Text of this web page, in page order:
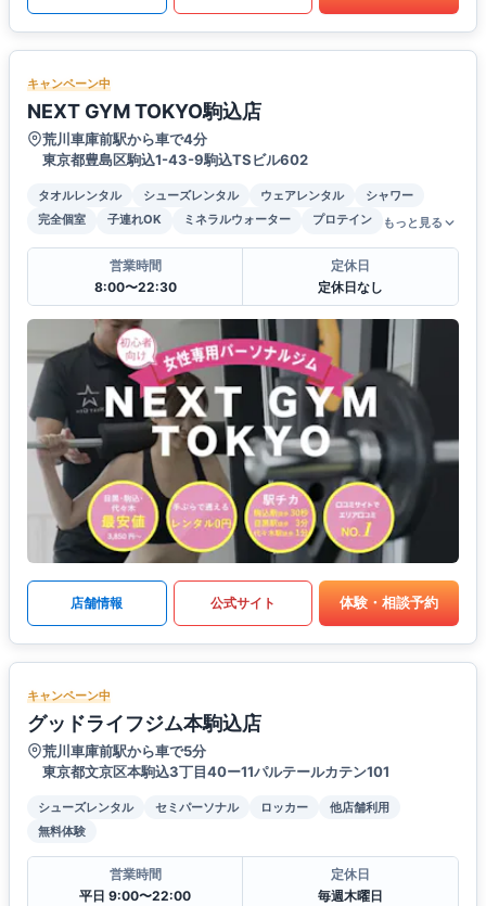
キャンペーン中
NEXT GYM TOKYO駒込店
荒川車庫前駅から車で4分
東京都豊島区駒込1-43-9駒込TSビル602
タオルレンタル シューズレンタル ウェアレンタル
シャワー
完全個室
子連れOK ミネラルウォーター プロテイン もっと見る
営業時間
8:00〜22:30
定休日
定休日なし
店舗情報 公式サイト 体験・相談予約
キャンペーン中
グッドライフジム本駒込店
荒川車庫前駅から車で5分
東京都文京区本駒込3丁目40ー11パルテールカテン101
シューズレンタル セミパーソナル ロッカー
他店舗利用
無料体験
営業時間
平日 9:00〜22:00
定休日
毎週木曜日